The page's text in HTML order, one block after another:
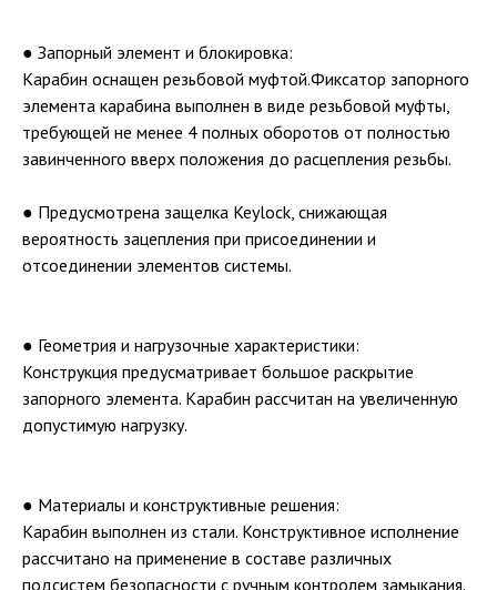
● Запорный элемент и блокировка:
Карабин оснащен резьбовой муфтой.Фиксатор запорного
элемента карабина выполнен в виде резьбовой муфты,
требующей не менее 4 полных оборотов от полностью
завинченного вверх положения до расцепления резьбы.
● Предусмотрена защелка Keylock, снижающая
вероятность зацепления при присоединении и
отсоединении элементов системы.
● Геометрия и нагрузочные характеристики:
Конструкция предусматривает большое раскрытие
запорного элемента. Карабин рассчитан на увеличенную
допустимую нагрузку.
● Материалы и конструктивные решения:
Карабин выполнен из стали. Конструктивное исполнение
рассчитано на применение в составе различных
подсистем безопасности с ручным контролем замыкания.